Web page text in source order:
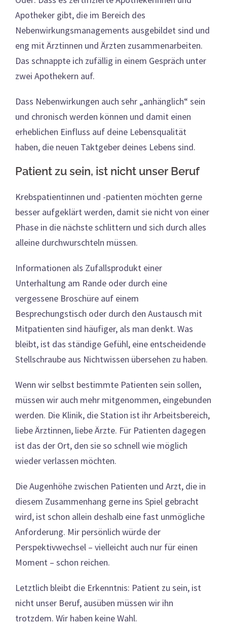
Apotheker gibt, die im Bereich des
Nebenwirkungsmanagements ausgebildet sind und
eng mit Ärztinnen und Ärzten zusammenarbeiten.
Das schnappte ich zufällig in einem Gespräch unter
zwei Apothekern auf.
Dass Nebenwirkungen auch sehr „anhänglich“ sein
und chronisch werden können und damit einen
erheblichen Einfluss auf deine Lebensqualität
haben, die neuen Taktgeber deines Lebens sind.
Patient zu sein, ist nicht unser Beruf
Krebspatientinnen und -patienten möchten gerne
besser aufgeklärt werden, damit sie nicht von einer
Phase in die nächste schlittern und sich durch alles
alleine durchwurschteln müssen.
Informationen als Zufallsprodukt einer
Unterhaltung am Rande oder durch eine
vergessene Broschüre auf einem
Besprechungstisch oder durch den Austausch mit
Mitpatienten sind häufiger, als man denkt. Was
bleibt, ist das ständige Gefühl, eine entscheidende
Stellschraube aus Nichtwissen übersehen zu haben.
Wenn wir selbst bestimmte Patienten sein sollen,
müssen wir auch mehr mitgenommen, eingebunden
werden. Die Klinik, die Station ist ihr Arbeitsbereich,
liebe Ärztinnen, liebe Ärzte. Für Patienten dagegen
ist das der Ort, den sie so schnell wie möglich
wieder verlassen möchten.
Die Augenhöhe zwischen Patienten und Arzt, die in
diesem Zusammenhang gerne ins Spiel gebracht
wird, ist schon allein deshalb eine fast unmögliche
Anforderung. Mir persönlich würde der
Perspektivwechsel – vielleicht auch nur für einen
Moment – schon reichen.
Letztlich bleibt die Erkenntnis: Patient zu sein, ist
nicht unser Beruf, ausüben müssen wir ihn
trotzdem. Wir haben keine Wahl.